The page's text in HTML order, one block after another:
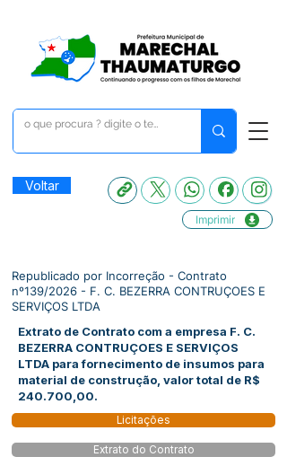
Voltar
Imprimir
Republicado por Incorreção - Contrato
nº139/2026 - F. C. BEZERRA CONTRUÇOES E
SERVIÇOS LTDA
Extrato de Contrato com a empresa F. C.
BEZERRA CONTRUÇOES E SERVIÇOS
LTDA para fornecimento de insumos para
material de construção, valor total de R$
240.700,00.
Licitações
Extrato do Contrato